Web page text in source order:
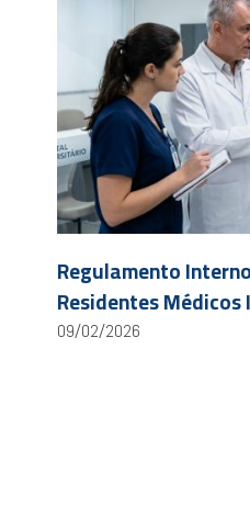
Regulamento
Residentes Médicos
09/02/2026